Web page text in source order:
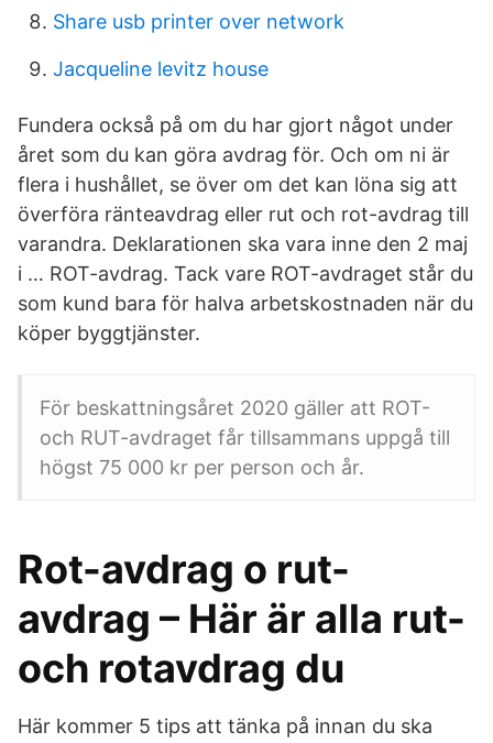
Share usb printer over network
Jacqueline levitz house
Fundera också på om du har gjort något under
året som du kan göra avdrag för. Och om ni är
flera i hushållet, se över om det kan löna sig att
överföra ränteavdrag eller rut och rot-avdrag till
varandra. Deklarationen ska vara inne den 2 maj
i … ROT-avdrag. Tack vare ROT-avdraget står du
som kund bara för halva arbetskostnaden när du
köper byggtjänster.
För beskattningsåret 2020 gäller att ROT-
och RUT-avdraget får tillsammans uppgå till
högst 75 000 kr per person och år.
Rot-avdrag o rut-
avdrag – Här är alla rut-
och rotavdrag du
Här kommer 5 tips att tänka på innan du ska